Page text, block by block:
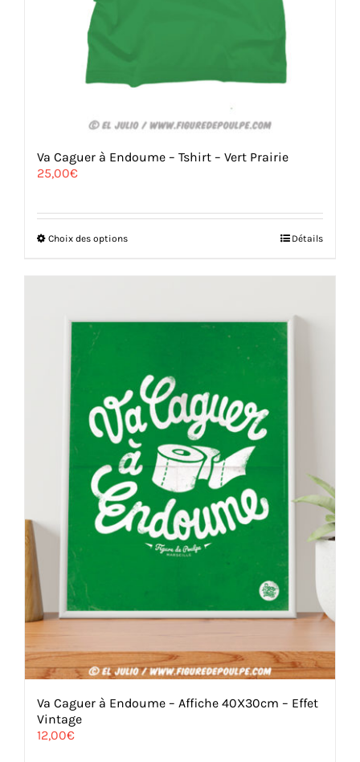
Va Caguer à Endoume – Tshirt – Vert Prairie
25,00€
Choix des optionsCe
choisies
sur
la
page
du
produit
Détails
Va Caguer à Endoume – Affiche 40X30cm – Effet
Vintage
12,00€